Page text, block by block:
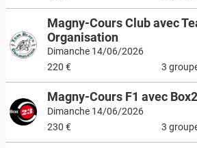
Magny-Cours Club avec
Organisation
Dimanche 14/06/2026
220 €
3
Magny-Cours F1 avec
Dimanche 14/06/2026
230 €
3